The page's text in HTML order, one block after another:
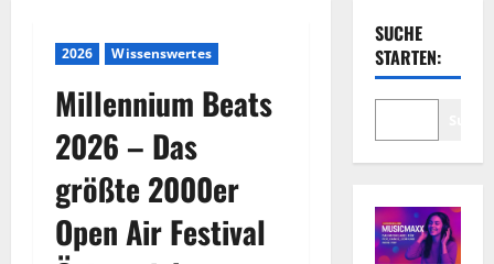
2026 Wissenswertes
Millennium Beats
2026 – Das
größte 2000er
Open Air Festival
SUCHE
STARTEN: